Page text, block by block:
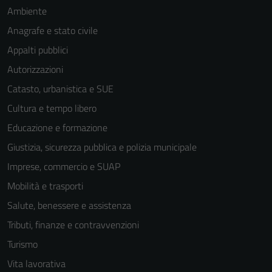
Ambiente
Anagrafe e stato civile
Appalti pubblici
Autorizzazioni
Catasto, urbanistica e SUE
Cultura e tempo libero
Educazione e formazione
Giustizia, sicurezza pubblica e polizia municipale
Imprese, commercio e SUAP
Mobilità e trasporti
Salute, benessere e assistenza
Tributi, finanze e contravvenzioni
Turismo
Vita lavorativa